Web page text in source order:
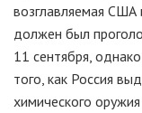
возглавляемая США
должен был
11 сентября,
того, как Россия
химического